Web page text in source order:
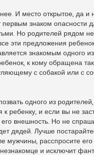
И место открытое, да
знаком опасности
Но родителей рядом
эти предложения
знакомым одного
к кому обращена
с собакой или с
одного из
ребенку, и если вы не
внешность. Но не
дядей. Лучше
мужчины, расспросите
и исключит